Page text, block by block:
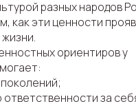
разных народов
как эти ценности
ориентиров у
ответственности за